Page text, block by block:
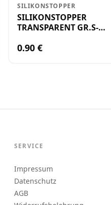
SILIKONSTOPPER
SILIKONSTOPPER
TRANSPARENT GR.S-
0.90 €
SERVICE
Impressum
Datenschutz
AGB